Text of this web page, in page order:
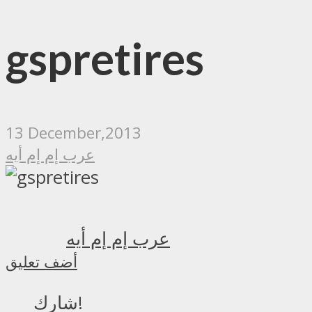
gspretires
13 December,2013
عرب إم إم أيه
عرب إم إم أيه
أضف تعليق
شارك!